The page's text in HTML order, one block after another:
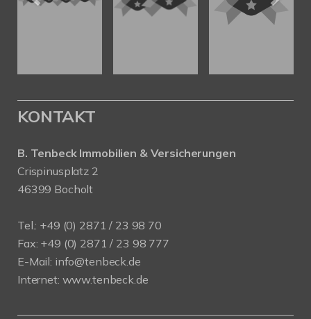
KONTAKT
B. Tenbeck Immobilien & Versicherungen
Crispinusplatz 2
46399 Bocholt
Tel.: +49 (0) 2871 / 23 98 70
Fax: +49 (0) 2871 / 23 98 777
E-Mail: info@tenbeck.de
Internet: www.tenbeck.de